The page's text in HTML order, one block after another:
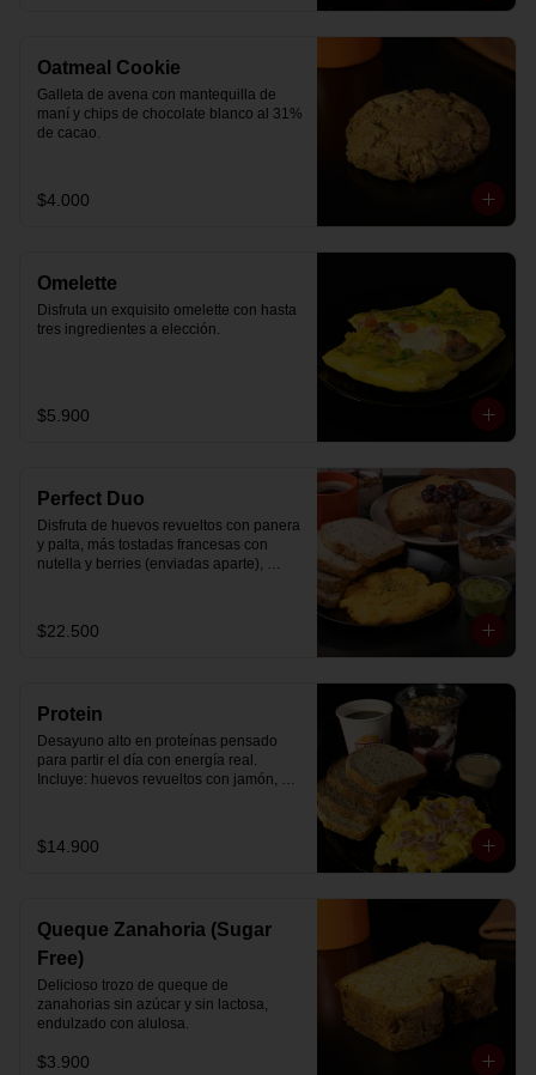
Oatmeal Cookie
Galleta de avena con mantequilla de
maní y chips de chocolate blanco al 31%
de cacao.
$4.000
Omelette
Disfruta un exquisito omelette con hasta
tres ingredientes a elección.
$5.900
Perfect Duo
Disfruta de huevos revueltos con panera
y palta, más tostadas francesas con
nutella y berries (enviadas aparte),
mermelada de arándanos y granola
hecha en casa.
$22.500
Protein
Desayuno alto en proteínas pensado
para partir el día con energía real.
Incluye: huevos revueltos con jamón,
mermelada de arándanos y granola
receta exclusiva The Breakfast, porción
$14.900
Queque Zanahoria (Sugar
Free)
Delicioso trozo de queque de
zanahorias sin azúcar y sin lactosa,
endulzado con alulosa.
$3.900